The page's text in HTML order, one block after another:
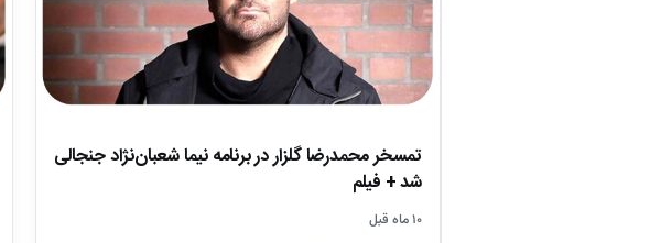
تمسخر محمدرضا گلزار در برنامه نیما شعبان‌نژاد جنجالی
شد + فیلم
۱۰ ماه قبل